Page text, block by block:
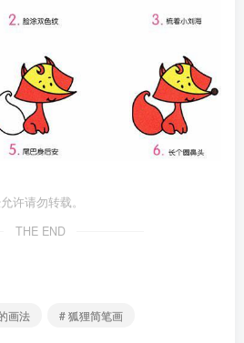
许请勿转载。
THE END
画法 # 狐狸简笔画